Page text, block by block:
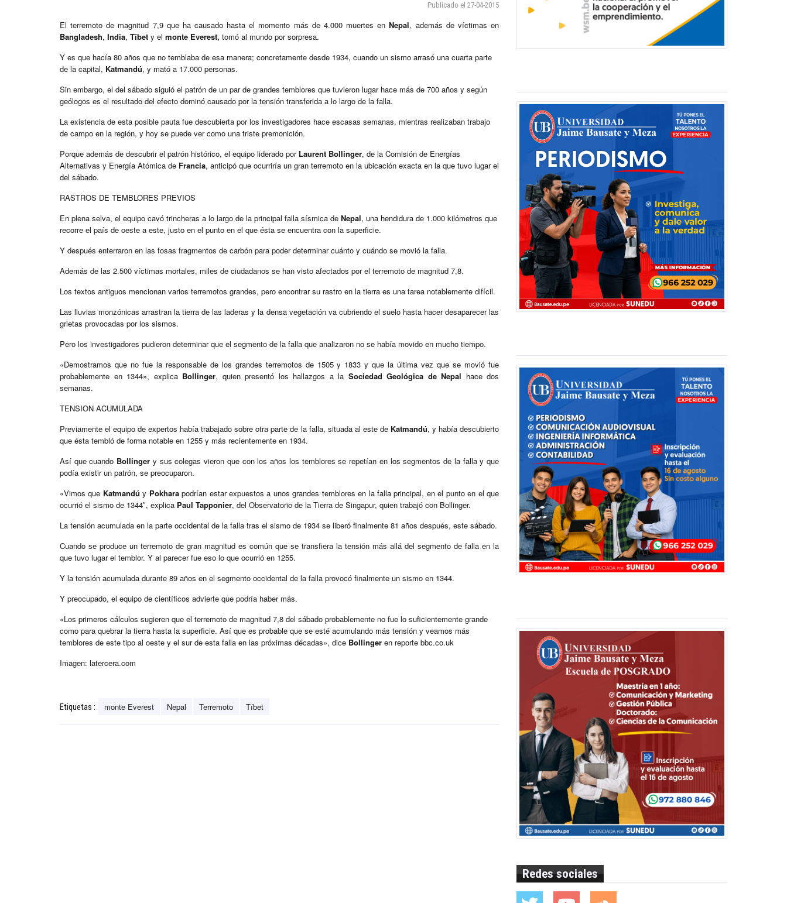
Publicado el 27-04-2015
El terremoto de magnitud 7,9 que ha causado hasta el momento más de 4.000 muertes enNepal, además de víctimas en
Bangladesh, India, Tíbet y el monte Everest, tomó al mundo por sorpresa.
Y es que hacía 80 años que no temblaba de esa manera; concretamente desde 1934, cuando un sismo arrasó una cuarta parte
de la capital, Katmandú, y mató a 17.000 personas.
Sin embargo, el del sábado siguió el patrón de un par de grandes temblores que tuvieron lugar hace más de 700 años y según
geólogos es el resultado del efecto dominó causado por la tensión transferida a lo largo de la falla.
La existencia de esta posible pauta fue descubierta por los investigadores hace escasas semanas, mientras realizaban trabajo
de campo en la región, y hoy se puede ver como una triste premonición.
Porque además de descubrir el patrón histórico, el equipo liderado por Laurent Bollinger, de la Comisión de Energías
Alternativas y Energía Atómica de Francia, anticipó que ocurriría un gran terremoto en la ubicación exacta en la que tuvo lugar el
del sábado.
RASTROS DE TEMBLORES PREVIOS
En plena selva, el equipo cavó trincheras a lo largo de la principal falla sísmica de Nepal, una hendidura de 1.000 kilómetros que
recorre el país de oeste a este, justo en el punto en el que ésta se encuentra con la superficie.
Y después enterraron en las fosas fragmentos de carbón para poder determinar cuánto y cuándo se movió la falla.
Además de las 2.500 víctimas mortales, miles de ciudadanos se han visto afectados por el terremoto de magnitud 7,8.
Los textos antiguos mencionan varios terremotos grandes, pero encontrar su rastro en la tierra es una tarea notablemente difícil.
Las lluvias monzónicas arrastran la tierra de las laderas y la densa vegetación va cubriendo el suelo hasta hacer desaparecer las
grietas provocadas por los sismos.
Pero los investigadores pudieron determinar que el segmento de la falla que analizaron no se había movido en mucho tiempo.
«Demostramos que no fue la responsable de los grandes terremotos de 1505 y 1833 y que la última vez que se movió fue
probablemente en 1344», explica Bollinger, quien presentó los hallazgos a la Sociedad Geológica de Nepal hace dos
semanas.
TENSION ACUMULADA
Previamente el equipo de expertos había trabajado sobre otra parte de la falla, situada al este de Katmandú, y había descubierto
que ésta tembló de forma notable en 1255 y más recientemente en 1934.
Así que cuando Bollinger y sus colegas vieron que con los años los temblores se repetían en los segmentos de la falla y que
podía existir un patrón, se preocuparon.
«Vimos que Katmandú y Pokharapodrían estar expuestos a unos grandes temblores en la falla principal, en el punto en el que
ocurrió el sismo de 1344″, explica Paul Tapponier, del Observatorio de la Tierra de Singapur, quien trabajó con Bollinger.
La tensión acumulada en la parte occidental de la falla tras el sismo de 1934 se liberó finalmente 81 años después, este sábado.
Cuando se produce un terremoto de gran magnitud es común que se transfiera la tensión más allá del segmento de falla en la
que tuvo lugar el temblor. Y al parecer fue eso lo que ocurrió en 1255.
Y la tensión acumulada durante 89 años en el segmento occidental de la falla provocó finalmente un sismo en 1344.
Y preocupado, el equipo de científicos advierte que podría haber más.
«Los primeros cálculos sugieren que el terremoto de magnitud 7,8 del sábado probablemente no fue lo suficientemente grande
como para quebrar la tierra hasta la superficie. Así que es probable que se esté acumulando más tensión y veamos más
temblores de este tipo al oeste y el sur de esta falla en las próximas décadas», dice Bollinger en reporte bbc.co.uk
Imagen: latercera.com
Etiquetas : monte Everest Nepal Terremoto Tíbet
Redes sociales